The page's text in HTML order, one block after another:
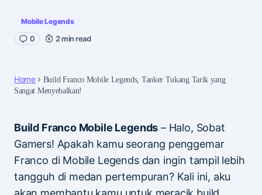
Mobile Legends
0 2 min read
Home
Build Franco Mobile Legends, Tanker Tukang Tarik yang
Sangat Menyebalkan!
Build Franco Mobile Legends – Halo, Sobat
Gamers! Apakah kamu seorang penggemar
Franco di Mobile Legends dan ingin tampil lebih
tangguh di medan pertempuran? Kali ini, aku